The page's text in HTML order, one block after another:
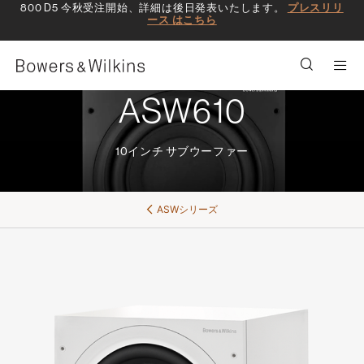
800 D5 今秋受注開始、詳細は後日発表いたします。 プレスリリ
ース はこちら
ASW610
10インチ サブウーファー
ASWシリーズ